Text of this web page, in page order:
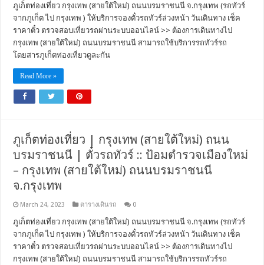
ภูเก็ตท่องเที่ยว กรุงเทพ (สายใต้ใหม่) ถนนบรมราชนนี จ.กรุงเทพ (รถทัวร์
จากภูเก็ต ไป กรุงเทพ ) ให้บริการจองตั๋วรถทัวร์ล่วงหน้า วันเดินทาง เช็ค
ราคาตั๋ว ตรวจสอบเที่ยวรถผ่านระบบออนไลน์ >> ต้องการเดินทางไป
กรุงเทพ (สายใต้ใหม่) ถนนบรมราชนนี สามารถใช้บริการรถทัวร์รถ
โดยสารภูเก็ตท่องเที่ยวดูละกัน
Read More »
ภูเก็ตท่องเที่ยว | กรุงเทพ (สายใต้ใหม่) ถนน
บรมราชนนี | ตั๋วรถทัวร์ :: ป้อมตำรวจเมืองใหม่
– กรุงเทพ (สายใต้ใหม่) ถนนบรมราชนนี
จ.กรุงเทพ
March 24, 2023 ตารางเดินรถ 0
ภูเก็ตท่องเที่ยว กรุงเทพ (สายใต้ใหม่) ถนนบรมราชนนี จ.กรุงเทพ (รถทัวร์
จากภูเก็ต ไป กรุงเทพ ) ให้บริการจองตั๋วรถทัวร์ล่วงหน้า วันเดินทาง เช็ค
ราคาตั๋ว ตรวจสอบเที่ยวรถผ่านระบบออนไลน์ >> ต้องการเดินทางไป
กรุงเทพ (สายใต้ใหม่) ถนนบรมราชนนี สามารถใช้บริการรถทัวร์รถ